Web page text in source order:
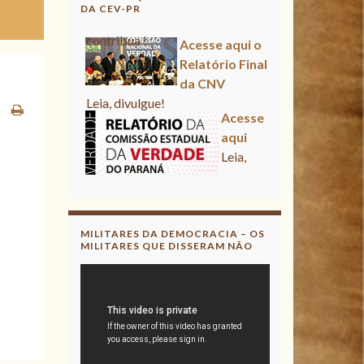
DA CEV-PR
Acesse aqui o
Relatório Final
da CNV
Leia, divulgue!
Acesse
aqui
Leia,
Relatório Final
da CNV
Leia, divulgue!
MILITARES DA DEMOCRACIA – OS
MILITARES QUE DISSERAM NÃO